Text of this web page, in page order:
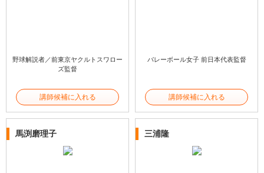
野球解説者／前東京ヤクルトスワロー
ズ監督
講師候補に入れる
バレーボール女子 前日本代表監督
講師候補に入れる
馬渕磨理子 三浦隆